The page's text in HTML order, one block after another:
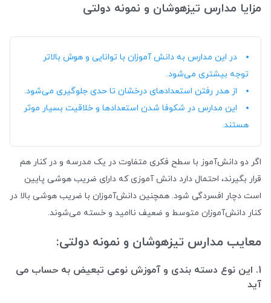
مزایا مدارس تیزهوشان و نمونه دولتی
در این مدارس به دانش آموزان با توانایی و هوش بالاتر
توجه بیشتری می‌شود.
از هدر رفتن استعدادهای درخشان تا حدی جلوگیری می‌شود.
این مدارس در شکوفا شدن استعدادها و خلاقیت بسیار موثر
هستند.
اگر دو دانش‌آموز با سطح فکری متفاوت در یک مدرسه و در کنار هم
قرار بگیرند، احتمال دارد دانش آموزی که دارای ضریب هوشی پایین
است دچار افسردگی شود. همچنین دانش‌آموزان با ضریب هوشی بالا در
کنار دانش‌آموزان متوسط و ضعیف ناامید و خسته می‌شوند.
معایب مدارس تیزهوشان و نمونه دولتی:
1. این نوع دسته بندی و آموزش نوعی تبعیض به حساب می
آید